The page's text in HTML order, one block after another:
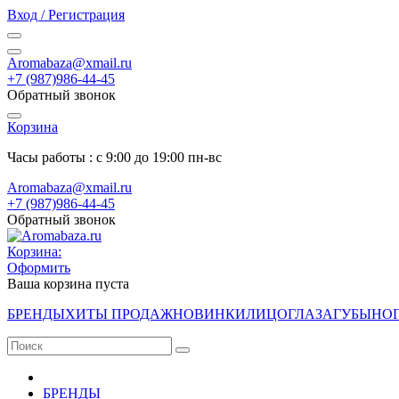
Вход / Регистрация
Aromabaza@xmail.ru
+7 (987)986-44-45
Обратный звонок
Корзина
Часы работы : с 9:00 до 19:00 пн-вс
Aromabaza@xmail.ru
+7 (987)986-44-45
Обратный звонок
Корзина:
Оформить
Ваша корзина пуста
БРЕНДЫХИТЫ ПРОДАЖНОВИНКИЛИЦОГЛАЗАГУБЫ
БРЕНДЫ